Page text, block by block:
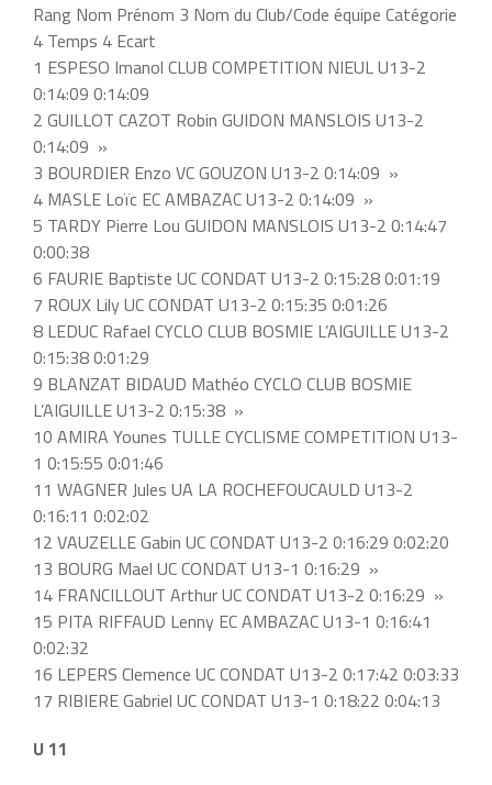
Rang Nom Prénom 3 Nom du Club/Code équipe Catégorie
4 Temps 4 Ecart
1 ESPESO Imanol CLUB COMPETITION NIEUL U13-2
0:14:09 0:14:09
2 GUILLOT CAZOT Robin GUIDON MANSLOIS U13-2
0:14:09 »
3 BOURDIER Enzo VC GOUZON U13-2 0:14:09 »
4 MASLE Loïc EC AMBAZAC U13-2 0:14:09 »
5 TARDY Pierre Lou GUIDON MANSLOIS U13-2 0:14:47
0:00:38
6 FAURIE Baptiste UC CONDAT U13-2 0:15:28 0:01:19
7 ROUX Lily UC CONDAT U13-2 0:15:35 0:01:26
8 LEDUC Rafael CYCLO CLUB BOSMIE L’AIGUILLE U13-2
0:15:38 0:01:29
9 BLANZAT BIDAUD Mathéo CYCLO CLUB BOSMIE
L’AIGUILLE U13-2 0:15:38 »
10 AMIRA Younes TULLE CYCLISME COMPETITION U13-
1 0:15:55 0:01:46
11 WAGNER Jules UA LA ROCHEFOUCAULD U13-2
0:16:11 0:02:02
12 VAUZELLE Gabin UC CONDAT U13-2 0:16:29 0:02:20
13 BOURG Mael UC CONDAT U13-1 0:16:29 »
14 FRANCILLOUT Arthur UC CONDAT U13-2 0:16:29 »
15 PITA RIFFAUD Lenny EC AMBAZAC U13-1 0:16:41
0:02:32
16 LEPERS Clemence UC CONDAT U13-2 0:17:42 0:03:33
17 RIBIERE Gabriel UC CONDAT U13-1 0:18:22 0:04:13
U 11